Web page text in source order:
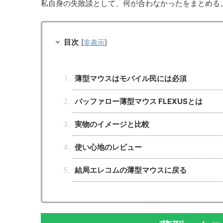
私自身の失敗談として、何が合わなかったをまとめる
目次 [非表示]
薄型マウスはモバイル民には必須
バッファロー薄型マウス FLEXUSとは
実物のイメージと比較
使い心地のレビュー
結局エレコムの薄型マウスに戻る